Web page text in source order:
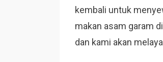
kembali untuk
makan asam garam
dan kami akan